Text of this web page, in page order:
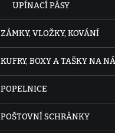
UPÍNACÍ PÁSY
ZÁMKY, VLOŽKY, KOVÁNÍ
KUFRY, BOXY A TAŠKY NA
POPELNICE
POŠTOVNÍ SCHRÁNKY